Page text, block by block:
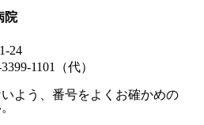
院
24
1101 （代）
よう、番号をよくお確かめの